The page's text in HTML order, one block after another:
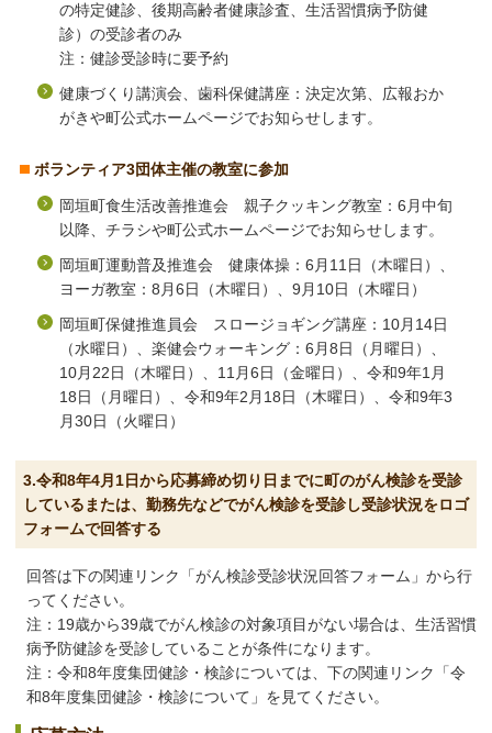
の特定健診、後期高齢者健康診査、生活習慣病予防健
診）の受診者のみ
注：健診受診時に要予約
健康づくり講演会、歯科保健講座：決定次第、広報おか
がきや町公式ホームページでお知らせします。
ボランティア3団体主催の教室に参加
岡垣町食生活改善推進会 親子クッキング教室：6月中旬
以降、チラシや町公式ホームページでお知らせします。
岡垣町運動普及推進会 健康体操：6月11日（木曜日）、
ヨーガ教室：8月6日（木曜日）、9月10日（木曜日）
岡垣町保健推進員会 スロージョギング講座：10月14日
（水曜日）、楽健会ウォーキング：6月8日（月曜日）、
10月22日（木曜日）、11月6日（金曜日）、令和9年1月
18日（月曜日）、令和9年2月18日（木曜日）、令和9年3
月30日（火曜日）
3.令和8年4月1日から応募締め切り日までに町のがん検診を受診
しているまたは、勤務先などでがん検診を受診し受診状況をロゴ
フォームで回答する
回答は下の関連リンク「がん検診受診状況回答フォーム」から行
ってください。
注：19歳から39歳でがん検診の対象項目がない場合は、生活習慣
病予防健診を受診していることが条件になります。
注：令和8年度集団健診・検診については、下の関連リンク「令
和8年度集団健診・検診について」を見てください。